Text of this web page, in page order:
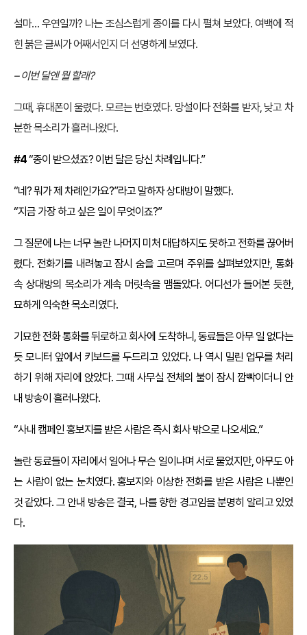
설마… 우연일까? 나는 조심스럽게 종이를 다시 펼쳐 보았다. 여백에 적
힌 붉은 글씨가 어째서인지 더 선명하게 보였다.
– 이번 달엔 뭘 할래?
그때, 휴대폰이 울렸다. 모르는 번호였다. 망설이다 전화를 받자, 낮고 차
분한 목소리가 흘러나왔다.
#4“종이 받으셨죠? 이번 달은 당신 차례입니다.”
“네? 뭐가 제 차례인가요?”라고 말하자 상대방이 말했다.
“지금 가장 하고 싶은 일이 무엇이죠?”
그 질문에 나는 너무 놀란 나머지 미처 대답하지도 못하고 전화를 끊어버
렸다. 전화기를 내려놓고 잠시 숨을 고르며 주위를 살펴보았지만, 통화
속 상대방의 목소리가 계속 머릿속을 맴돌았다. 어디선가 들어본 듯한,
묘하게 익숙한 목소리였다.
기묘한 전화 통화를 뒤로하고 회사에 도착하니, 동료들은 아무 일 없다는
듯 모니터 앞에서 키보드를 두드리고 있었다. 나 역시 밀린 업무를 처리
하기 위해 자리에 앉았다. 그때 사무실 전체의 불이 잠시 깜빡이더니 안
내 방송이 흘러나왔다.
“사내 캠페인 홍보지를 받은 사람은 즉시 회사 밖으로 나오세요.”
놀란 동료들이 자리에서 일어나 무슨 일이냐며 서로 물었지만, 아무도 아
는 사람이 없는 눈치였다. 홍보지와 이상한 전화를 받은 사람은 나뿐인
것 같았다. 그 안내 방송은 결국, 나를 향한 경고임을 분명히 알리고 있었
다.